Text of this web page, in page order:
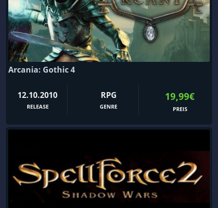
Arcania: Gothic 4
12.10.2010
RELEASE
RPG
GENRE
19,99€
PREIS